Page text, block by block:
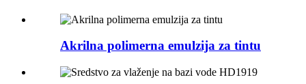
Akrilna polimerna emulzija za tintu